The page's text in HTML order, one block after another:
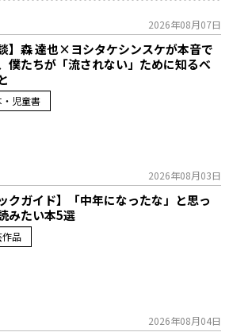
2026年08月07日
談】森 達也×ヨシタケシンスケが本音で
僕たちが「流されない」ために知るべ
・児童書
2026年08月03日
ックガイド】「中年になったな」と思っ
みたい本5選
作品
2026年08月04日